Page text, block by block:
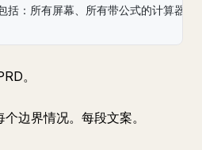
括：所有屏幕、所有带公式的计算器
。
边界情况。每段文案。